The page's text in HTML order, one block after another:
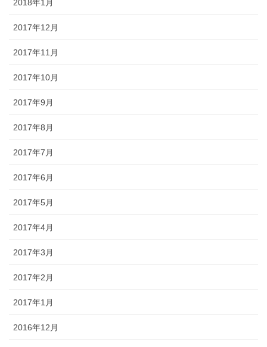
2018年1月
2017年12月
2017年11月
2017年10月
2017年9月
2017年8月
2017年7月
2017年6月
2017年5月
2017年4月
2017年3月
2017年2月
2017年1月
2016年12月